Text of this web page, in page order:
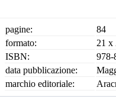
pagine:
84
formato:
21 x
ISBN:
978-
data pubblicazione:
marchio editoriale: